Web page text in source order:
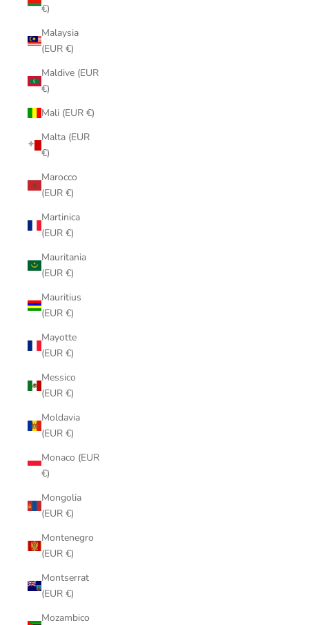
€)
Malaysia
(EUR €)
Maldive (EUR
€)
Mali (EUR €)
Malta (EUR
€)
Marocco
(EUR €)
Martinica
(EUR €)
Mauritania
(EUR €)
Mauritius
(EUR €)
Mayotte
(EUR €)
Messico
(EUR €)
Moldavia
(EUR €)
Monaco (EUR
€)
Mongolia
(EUR €)
Montenegro
(EUR €)
Montserrat
(EUR €)
Mozambico